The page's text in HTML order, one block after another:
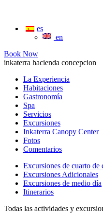
es
en
Book Now
inkaterra hacienda concepcion
La Experiencia
Habitaciones
Gastronomía
Spa
Servicios
Excursiones
Inkaterra Canopy Center
Fotos
Comentarios
Excursiones de cuarto de
Excursiones Adicionales
Excursiones de medio día
Itinerarios
Todas las actividades y